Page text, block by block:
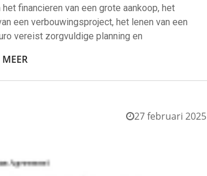
financieren van een grote aankoop, het
een verbouwingsproject, het lenen van een
vereist zorgvuldige planning en
MEER
27 februari 2025